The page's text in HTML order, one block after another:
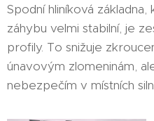
Spodní hliníková
záhybu velmi stabilní, je
profily. To snižuje
únavovým zlomeninám,
nebezpečím v místních